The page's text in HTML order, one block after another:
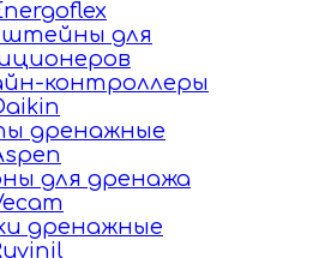
для
контроллеры
дренажные
для дренажа
дренажные